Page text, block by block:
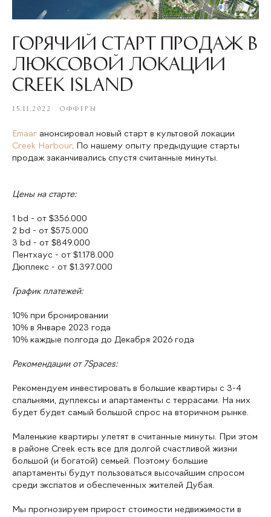
Горячий старт продаж в
люксовой локации
Creek Island
15.11.2022 ОФФЕРЫ
Emaar анонсировал новый старт в культовой локации
Creek Harbour. По нашему опыту предыдущие старты
продаж заканчивались спустя считанные минуты.
Цены на старте:
1 bd - от $356.000
2 bd - от $575.000
3 bd - от $849.000
Пентхаус - от $1.178.000
Дюплекс - от $1.397.000
График платежей:
10% при бронировании
10% в Январе 2023 года
10% каждые полгода до Декабря 2026 года
Рекомендации от 7Spaces:
Рекомендуем инвестировать в большие квартиры с 3-4
спальнями, дуплексы и апартаменты с террасами. На них
будет будет самый большой спрос на вторичном рынке.
Маленькие квартиры улетят в считанные минуты. При этом
в районе Creek есть все для долгой счастливой жизни
большой (и богатой) семьей. Поэтому большие
апартаменты будут пользоваться высочайшим спросом
среди экспатов и обеспеченных жителей Дубая.
Мы прогнозируем прирост стоимости недвижимости в